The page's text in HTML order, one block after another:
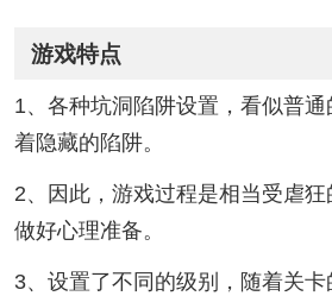
游戏特点
1、各种坑洞陷阱设置，看似普
着隐藏的陷阱。
2、因此，游戏过程是相当受虐
做好心理准备。
3、设置了不同的级别，随着关